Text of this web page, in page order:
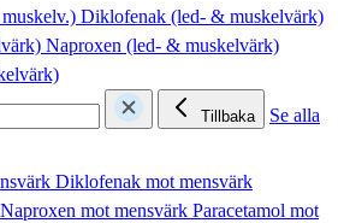
Diklofenak (led- & muskelvärk)
Naproxen (led- & muskelvärk)
Tillbaka
Se alla
Diklofenak mot mensvärk
Naproxen mot mensvärk Paracetamol mot